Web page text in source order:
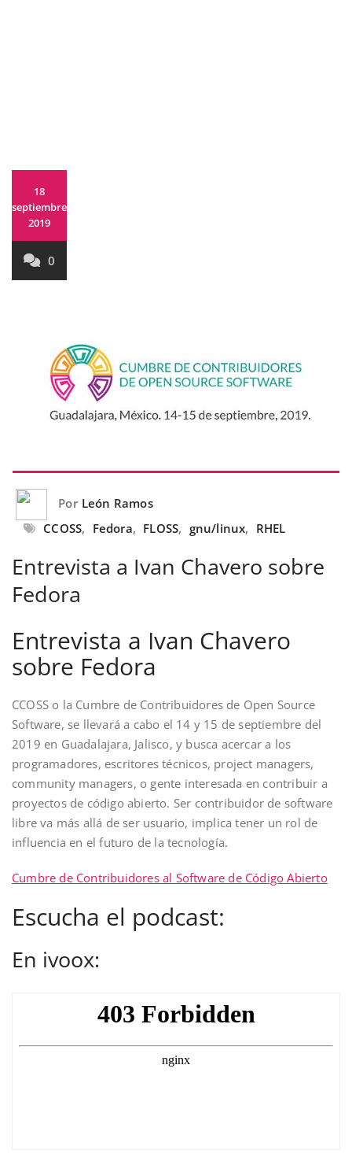
18
septiembre,
2019
0
Por León Ramos
CCOSS, Fedora, FLOSS, gnu/linux, RHEL
Entrevista a Ivan Chavero sobre
Fedora
Entrevista a Ivan Chavero
sobre Fedora
CCOSS o la Cumbre de Contribuidores de Open Source
Software, se llevará a cabo el 14 y 15 de septiembre del
2019 en Guadalajara, Jalisco, y busca acercar a los
programadores, escritores técnicos, project managers,
community managers, o gente interesada en contribuir a
proyectos de código abierto. Ser contribuidor de software
libre va más allá de ser usuario, implica tener un rol de
influencia en el futuro de la tecnología.
Cumbre de Contribuidores al Software de Código Abierto
Escucha el podcast:
En ivoox: